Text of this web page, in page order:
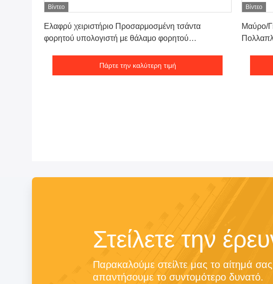
Βίντεο
Ελαφρύ χειριστήριο Προσαρμοσμένη τσάντα
φορητού υπολογιστή με θάλαμο φορητού
Πάρτε την καλύτερη τιμή
Βίντεο
Μαύρο/
Στείλετε την
Παρακαλούμε στείλτε μας το αίτημά
απαντήσουμε το συντομότερο δυνατό.